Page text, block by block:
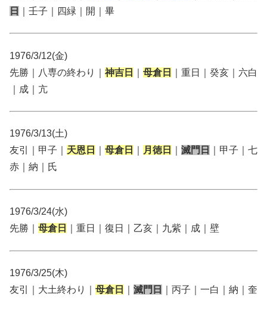
日
｜壬子｜四緑｜開｜畢
1976/3/12(金)
先勝｜八専の終わり｜ 神吉日 母倉日
｜重日｜癸亥｜六白
｜成｜亢
1976/3/13(土)
友引｜甲子｜ 天恩日 母倉日 月徳日 滅門日
｜甲子｜七
赤｜納｜氏
1976/3/24(水)
先勝｜ 母倉日 ｜重日｜復日｜乙亥｜九紫｜成｜壁
1976/3/25(木)
友引｜大土終わり｜ 母倉日 滅門日 ｜丙子｜一白｜納｜奎